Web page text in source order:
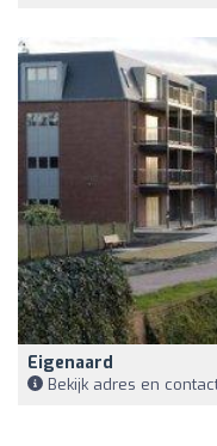
Eigenaard
Bekijk adres en